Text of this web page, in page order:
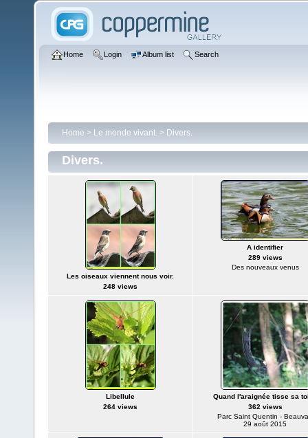
Home Login Album list Search
Home > Le monde vivant. > Divers.
Divers.
Les oiseaux viennent nous voir.
248 views
A identifier
289 views
Des nouveaux venus
Libellule
264 views
Quand l'araignée tisse sa
362 views
Parc Saint Quentin -
29 août 2015